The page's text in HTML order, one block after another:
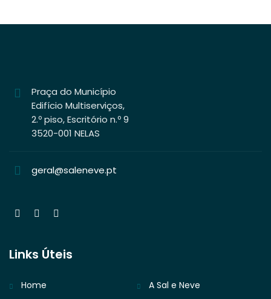
Praça do Município
Edifício Multiserviços,
2.º piso, Escritório n.º 9
3520-001 NELAS
geral@saleneve.pt
Links Úteis
Home
A Sal e Neve